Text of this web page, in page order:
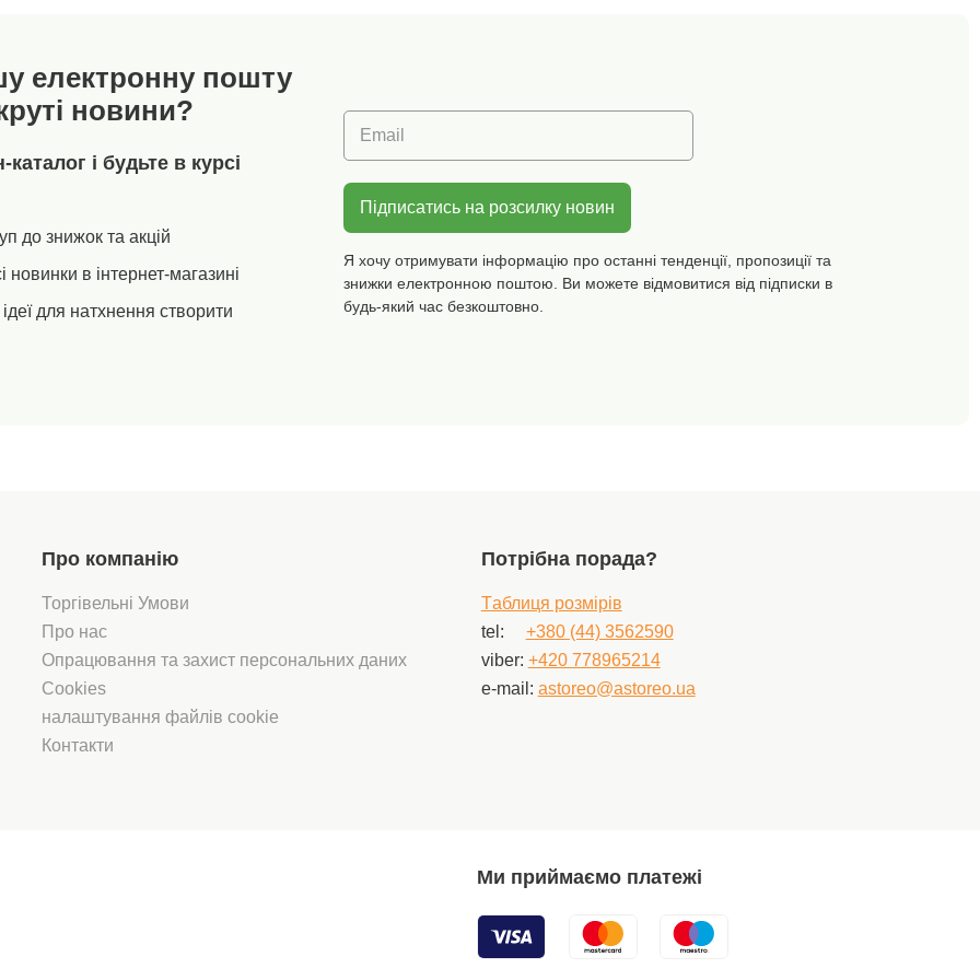
низ. Кінці рукавів та
нижній край оброблені
прихованим низом.
машині.
електронну пошту
новини?
і будьте в курсі
до знижок та акцій
в інтернет-магазині
для натхнення створити
Email
Підписатись на розсилку новин
Я хочу отримувати інформацію про останні тенденції, пропозиції та
знижки електронною поштою. Ви можете відмовитися від підписки в
будь-який час безкоштовно.
Про компанію
Торгівельні Умови
Про нас
Опрацювання та захист персональних даних
Cookies
налаштування файлів cookie
Контакти
Потрібна порада?
Tаблиця розмірів
tel:
+380 (44) 3562590
viber: +420 778965214
e-mail: astoreo@astoreo.ua
Ми приймаємо платежі